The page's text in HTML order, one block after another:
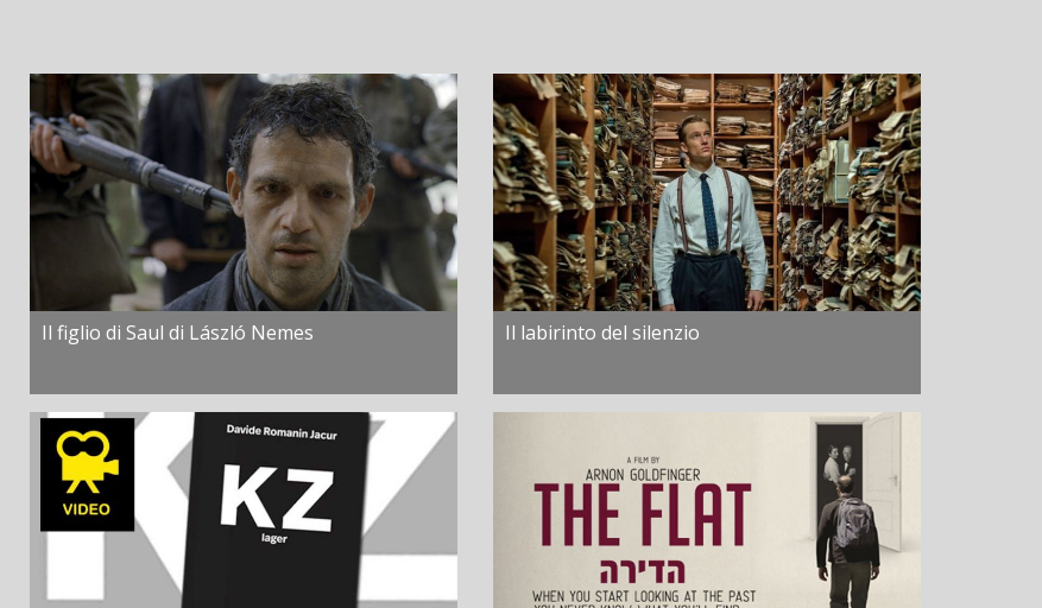
Il figlio di Saul di László Nemes Il labirinto del silenzio